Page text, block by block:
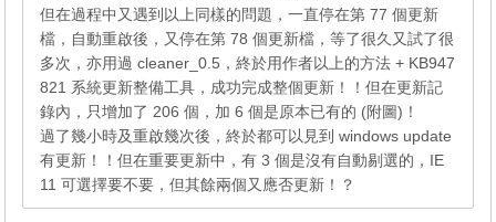
但在過程中又遇到以上同樣的問題，一直停在第 77 個更新
檔，自動重啟後，又停在第 78 個更新檔，等了很久又試了很
多次，亦用過 cleaner_0.5，終於用作者以上的方法 + KB947
821 系統更新整備工具，成功完成整個更新！！但在更新記
錄內，只增加了 206 個，加 6 個是原本已有的 (附圖)！
過了幾小時及重啟幾次後，終於都可以見到 windows update
有更新！！但在重要更新中，有 3 個是沒有自動剔選的，IE
11 可選擇要不要，但其餘兩個又應否更新！？